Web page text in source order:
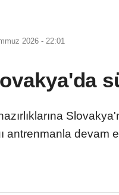
2026 - 22:01
antrenmanla devam